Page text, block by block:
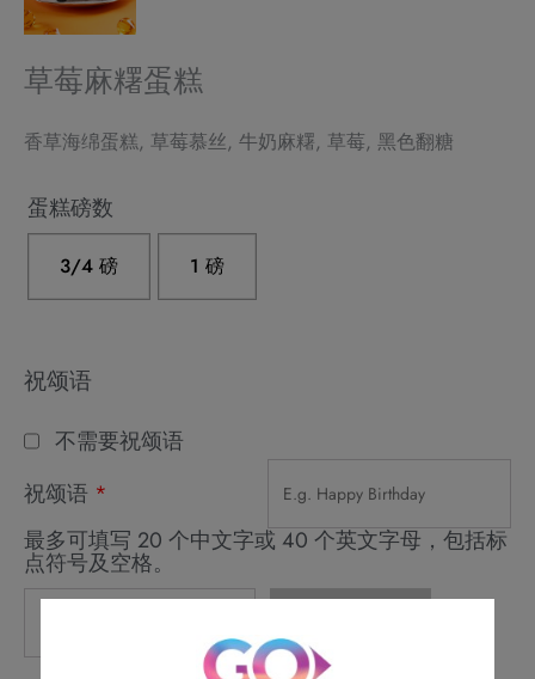
草莓麻糬蛋糕
香草海绵蛋糕, 草莓慕丝, 牛奶麻糬, 草莓, 黑色翻糖
蛋糕磅数
3/4 磅 1 磅
祝颂语
不需要祝颂语
祝颂语 *
最多可填写 20 个中文字或 40 个英文字母，包括标
点符号及空格。
草
Alternative: